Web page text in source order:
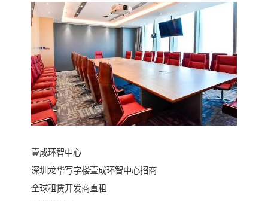
壹成环智中心
深圳龙华写字楼壹成环智中心招商
全球租赁开发商直租